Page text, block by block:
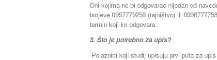
Oni kojima ne bi odgovarao nijedan od
brojeve 0957779256 (tajništvo) ili
termin koji im odgovara.
3. Što je potrebno za upis?
Polaznici koji studij upisuju prvi puta za